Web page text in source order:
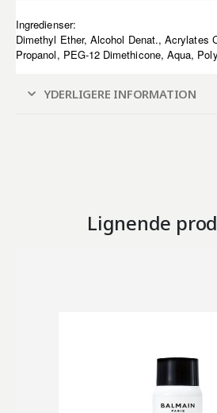
Ingredienser:
Dimethyl Ether, Alcohol Denat., Acrylates
Propanol, PEG-12 Dimethicone, Aqua,
YDERLIGERE INFORMATION
Lignende